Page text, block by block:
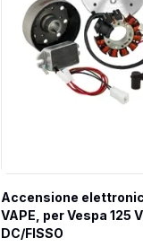
Accensione
VAPE, per Vespa 125
DC/FISSO